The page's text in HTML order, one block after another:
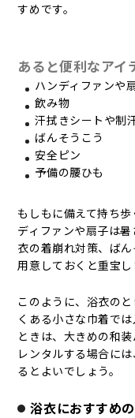
すめです。
あると便利なアイ
ハンディファンや
飲み物
汗拭きシートや制
ばんそうこう
安全ピン
予備の腰ひも
もしもに備えて持ち
ディファンや扇子は
衣の着崩れ対策、ば
用意しておくと重宝し
このように、浴衣の
くある小さな巾着で
ときは、大きめの和
レンタルする場合に
るとよいでしょう。
浴衣におすすめ